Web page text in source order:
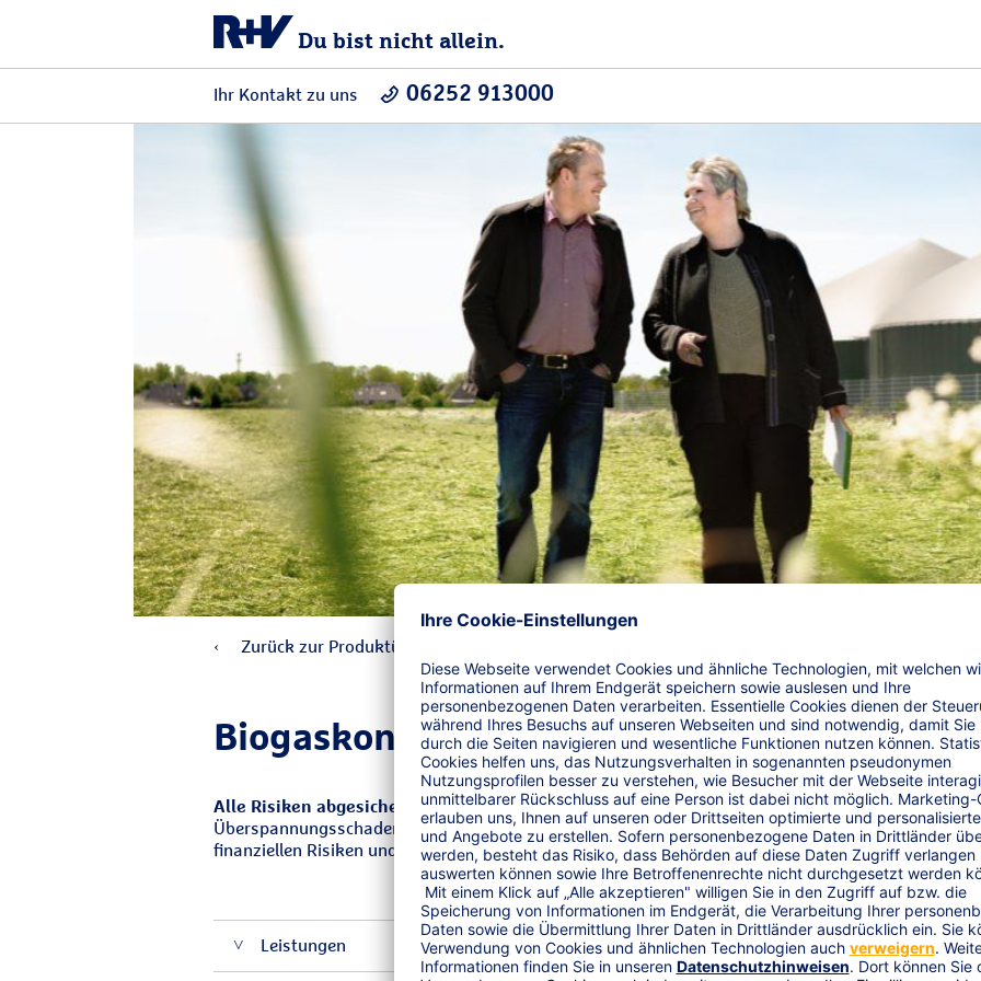
Du bist nicht allein.
Ihr Kontakt zu uns 06252 913000
Zurück zur Produktübersicht
Biogaskonzept
Alle Risiken abgesichert - umfassend und überschneidungsfrei.Energieerzeugung aus Biogas
Überspannungsschaden bis hin zur Betriebsunterbrechung infolge einer Tierseuche. Das
finanziellen Risiken und sichert die Wirtschaftlichkeit Ihrer Anlage ab.
Leistungen